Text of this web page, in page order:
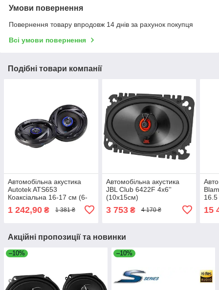
Умови повернення
Повернення товару впродовж 14 днів за рахунок покупця
Всі умови повернення
Подібні товари компанії
Автомобільна акустика
Autotek ATS653
Коаксіальна 16-17 см (6-
1 242,90 ₴ 1 381 ₴
Автомобільна акустика
JBL Club 6422F 4x6''
(10х15см)
3 753₴ 4 170 ₴ 15
Акційні пропозиції та новинки
–10% –10%